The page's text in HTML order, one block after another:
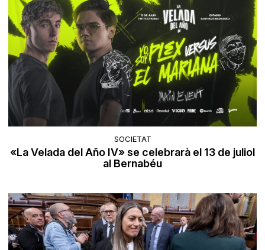
SOCIETAT
«La Velada del Año IV» se celebrarà el 13 de juliol
al Bernabéu